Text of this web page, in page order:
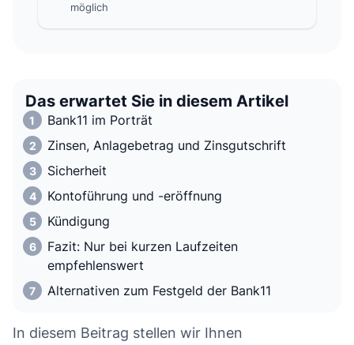
möglich
Das erwartet Sie in diesem Artikel
Bank11 im Porträt
Zinsen, Anlagebetrag und Zinsgutschrift
Sicherheit
Kontoführung und -eröffnung
Kündigung
Fazit: Nur bei kurzen Laufzeiten
empfehlenswert
Alternativen zum Festgeld der Bank11
In diesem Beitrag stellen wir Ihnen